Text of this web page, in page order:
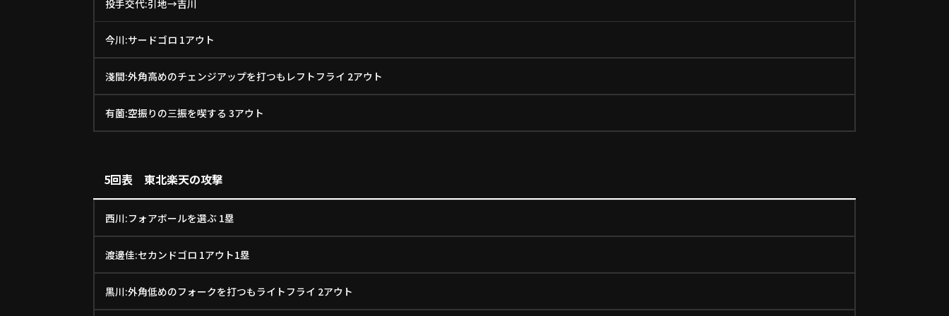
投手交代:引地→吉川
今川:サードゴロ 1アウト
淺間:外角高めのチェンジアップを打つもレフトフライ 2アウト
有薗:空振りの三振を喫する 3アウト
5回表 東北楽天の攻撃
西川:フォアボールを選ぶ 1塁
渡邊佳:セカンドゴロ 1アウト1塁
黒川:外角低めのフォークを打つもライトフライ 2アウト